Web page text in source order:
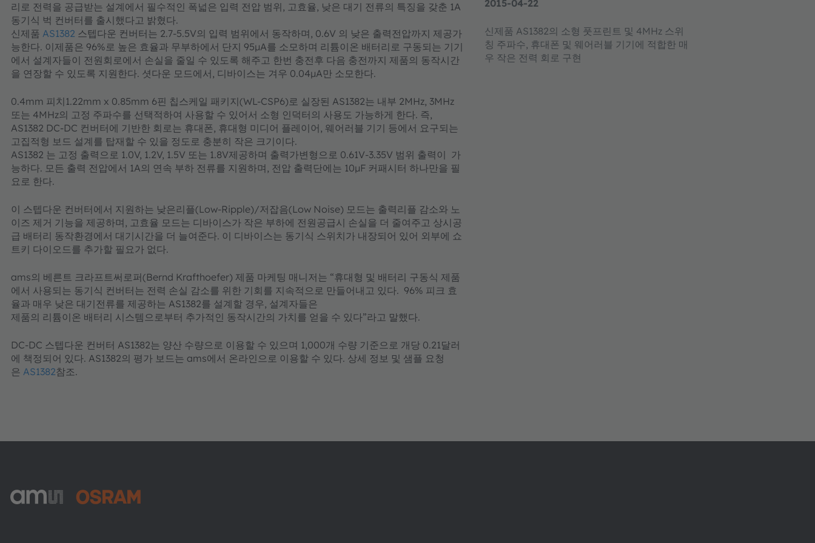
2015-04-22
신제품 AS1382의 소형 풋프린트 및 4MHz 스위
칭 주파수, 휴대폰 및 웨어러블 기기에 적합한 매
우 작은 전력 회로 구현
리로 전력을 공급받는 설계에서 필수적인 폭넓은 입력 전압 범위, 고효율, 낮은 대기 전류의 특징을 갖춘 1A
동기식 벅 컨버터를 출시했다고 밝혔다.
신제품 AS1382 스텝다운 컨버터는 2.7-5.5V의 입력 범위에서 동작하며, 0.6V 의 낮은 출력전압까지 제공가
능한다. 이제품은 96%로 높은 효율과 무부하에서 단지 95µA를 소모하며 리튬이온 배터리로 구동되는 기기
에서 설계자들이 전원회로에서 손실을 줄일 수 있도록 해주고 한번 충전후 다음 충전까지 제품의 동작시간
을 연장할 수 있도록 지원한다. 셧다운 모드에서, 디바이스는 겨우 0.04µA만 소모한다.
0.4mm 피치1.22mm x 0.85mm 6핀 칩스케일 패키지(WL-CSP6)로 실장된 AS1382는 내부 2MHz, 3MHz
또는 4MHz의 고정 주파수를 선택적하여 사용할 수 있어서 소형 인덕터의 사용도 가능하게 한다. 즉,
AS1382 DC-DC 컨버터에 기반한 회로는 휴대폰, 휴대형 미디어 플레이어, 웨어러블 기기 등에서 요구되는
고집적형 보드 설계를 탑재할 수 있을 정도로 충분히 작은 크기이다.
AS1382 는 고정 출력으로 1.0V, 1.2V, 1.5V 또는 1.8V제공하며 출력가변형으로 0.61V-3.35V 범위 출력이 가
능하다. 모든 출력 전압에서 1A의 연속 부하 전류를 지원하며, 전압 출력단에는 10µF 커패시터 하나만을 필
요로 한다.
이 스텝다운 컨버터에서 지원하는 낮은리플(Low-Ripple)/저잡음(Low Noise) 모드는 출력리플 감소와 노
이즈 제거 기능을 제공하며, 고효율 모드는 디바이스가 작은 부하에 전원공급시 손실을 더 줄여주고 상시공
급 배터리 동작환경에서 대기시간을 더 늘여준다. 이 디바이스는 동기식 스위치가 내장되어 있어 외부에 쇼
트키 다이오드를 추가할 필요가 없다.
ams의 베른트 크라프트써로퍼(Bernd Krafthoefer) 제품 마케팅 매니저는 “휴대형 및 배터리 구동식 제품
에서 사용되는 동기식 컨버터는 전력 손실 감소를 위한 기회를 지속적으로 만들어내고 있다. 96% 피크 효
율과 매우 낮은 대기전류를 제공하는 AS1382를 설계할 경우, 설계자들은
제품의 리튬이온 배터리 시스템으로부터 추가적인 동작시간의 가치를 얻을 수 있다”라고 말했다.
DC-DC 스텝다운 컨버터 AS1382는 양산 수량으로 이용할 수 있으며 1,000개 수량 기준으로 개당 0.21달러
에 책정되어 있다. AS1382의 평가 보드는 ams에서 온라인으로 이용할 수 있다. 상세 정보 및 샘플 요청
은 AS1382참조.